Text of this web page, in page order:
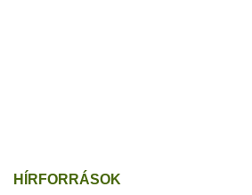
HÍRFORRÁSOK